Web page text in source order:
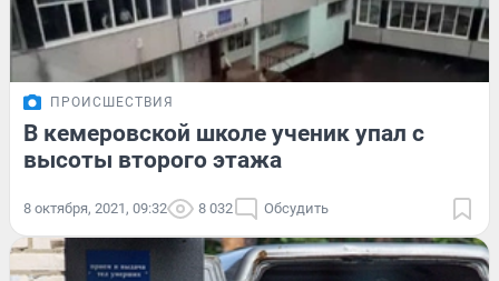
ПРОИСШЕСТВИЯ
В кемеровской школе ученик упал с
высоты второго этажа
8 октября, 2021, 09:32 8 032 Обсудить